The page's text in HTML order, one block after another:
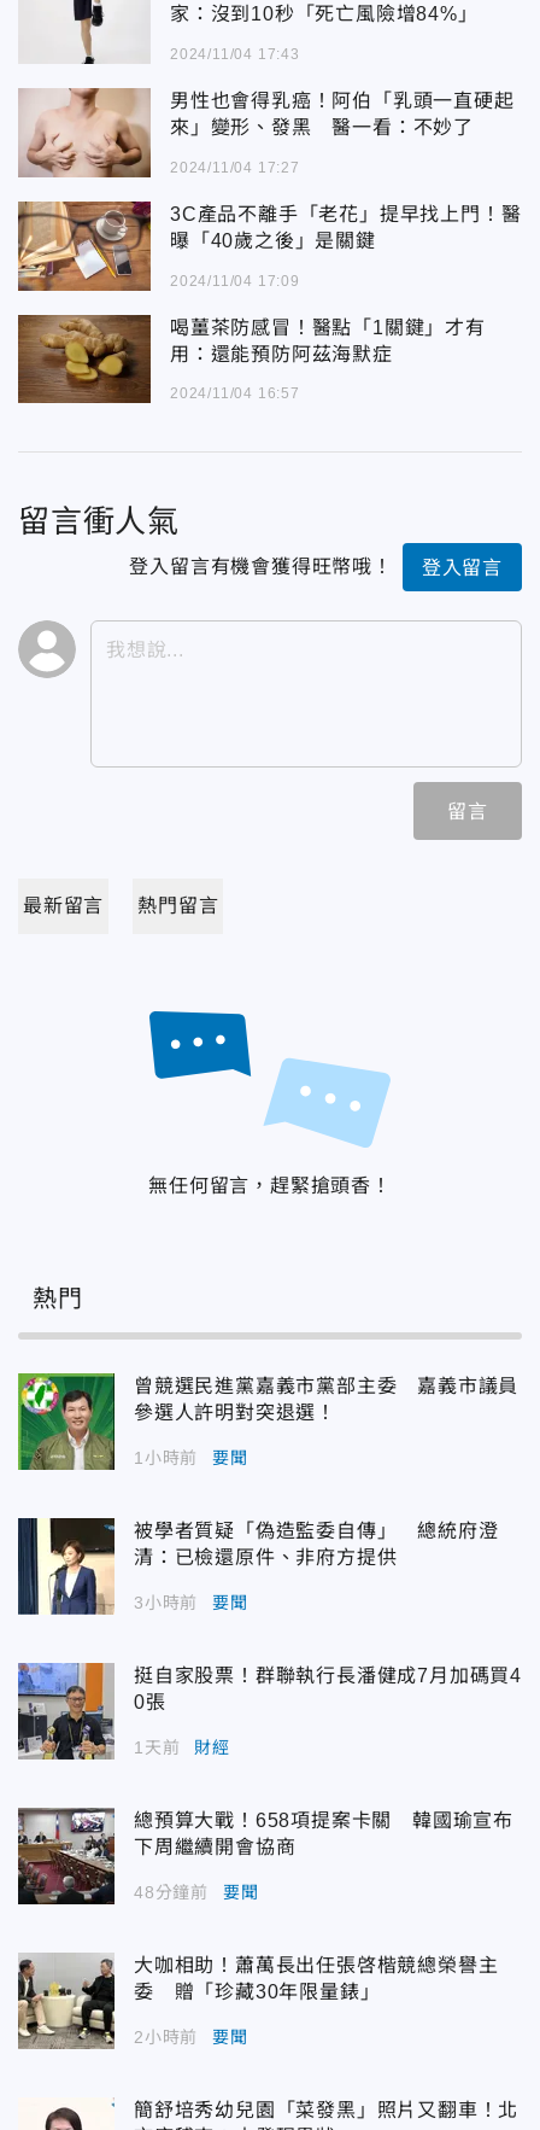
家：沒到10秒「死亡風險增84%」
2024/11/04 17:43
男性也會得乳癌！阿伯「乳頭一直硬起
來」變形、發黑 醫一看：不妙了
2024/11/04 17:27
3C產品不離手「老花」提早找上門！醫
曝「40歲之後」是關鍵
2024/11/04 17:09
喝薑茶防感冒！醫點「1關鍵」才有
用：還能預防阿茲海默症
2024/11/04 16:57
留言衝人氣
登入留言有機會獲得旺幣哦！ 登入留言
留言
最新留言 熱門留言
無任何留言，趕緊搶頭香！
熱門
曾競選民進黨嘉義市黨部主委 嘉義市議員
參選人許明對突退選！
1小時前 要聞
被學者質疑「偽造監委自傳」 總統府澄
清：已檢還原件、非府方提供
3小時前 要聞
挺自家股票！群聯執行長潘健成7月加碼買4
0張
1天前 財經
總預算大戰！658項提案卡關 韓國瑜宣布
下周繼續開會協商
48分鐘前 要聞
大咖相助！蕭萬長出任張啓楷競總榮譽主
委 贈「珍藏30年限量錶」
2小時前 要聞
簡舒培秀幼兒園「菜發黑」照片又翻車！北